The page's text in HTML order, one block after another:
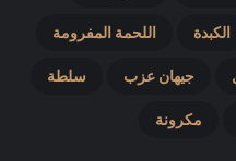
الكبدة اللحمة المفرومة
جيهان عزب سلطة
مكرونة